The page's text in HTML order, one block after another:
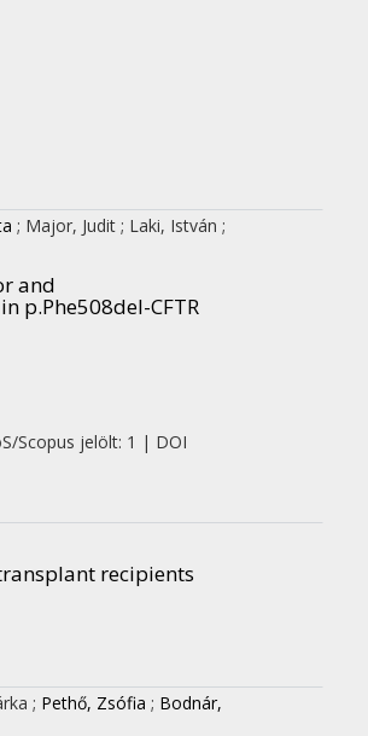
; Major, Judit ; Laki, István ;
and
p.Phe508del-CFTR
Scopus jelölt: 1 | DOI
recipients
; Pethő, Zsófia ; Bodnár,